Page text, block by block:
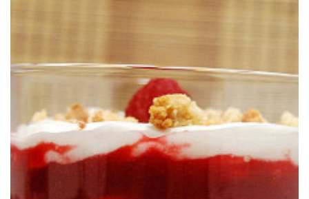
Un postre ligero con textura para darse un capricho sin culpabilidad.